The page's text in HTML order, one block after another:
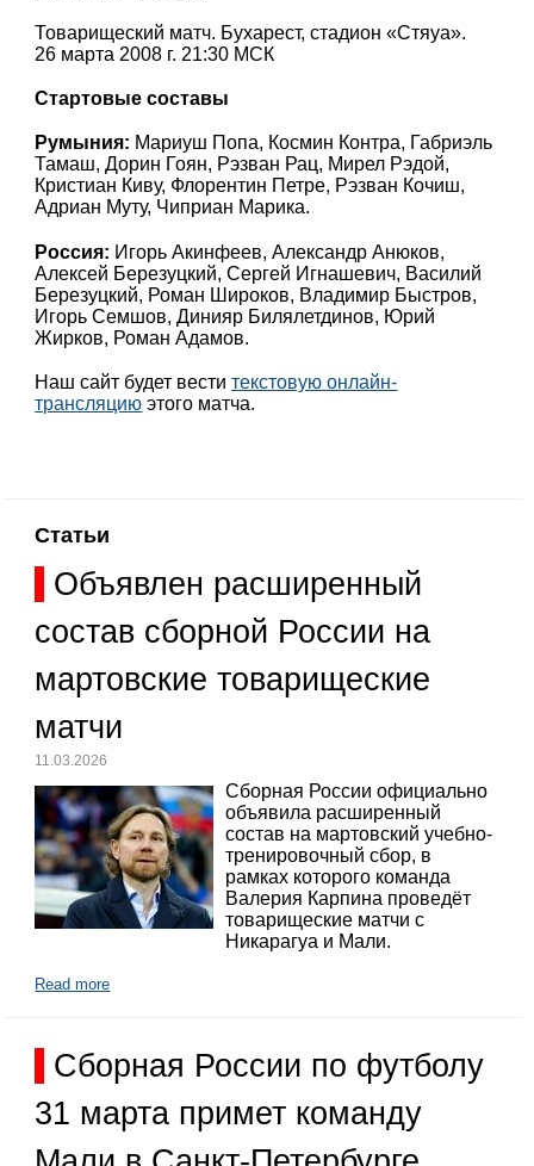
Товарищеский матч. Бухарест, стадион «Стяуа».
26 марта 2008 г. 21:30 МСК
Стартовые составы
Румыния: Мариуш Попа, Космин Контра, Габриэль
Тамаш, Дорин Гоян, Рэзван Рац, Мирел Рэдой,
Кристиан Киву, Флорентин Петре, Рэзван Кочиш,
Адриан Муту, Чиприан Марика.
Россия: Игорь Акинфеев, Александр Анюков,
Алексей Березуцкий, Сергей Игнашевич, Василий
Березуцкий, Роман Широков, Владимир Быстров,
Игорь Семшов, Динияр Билялетдинов, Юрий
Жирков, Роман Адамов.
Наш сайт будет веститекстовую онлайн-
трансляцию этого матча.
Статьи
Объявлен расширенный
состав сборной России на
мартовские товарищеские
матчи
11.03.2026
Сборная России официально
объявила расширенный
состав на мартовский учебно-
тренировочный сбор, в
рамках которого команда
Валерия Карпина проведёт
товарищеские матчи с
Никарагуа и Мали.
Read more
Сборная России по футболу
31 марта примет команду